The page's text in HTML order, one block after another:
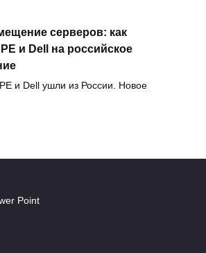
серверов: как
и Dell на российское
и Dell ушли из России. Новое
Point